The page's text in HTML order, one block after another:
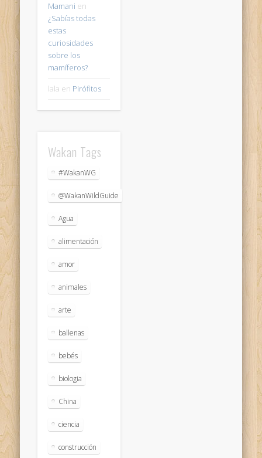
Mamani en
¿Sabías todas
estas
curiosidades
sobre los
mamíferos?
lala en Pirófitos
Wakan Tags
#WakanWG
@WakanWildGuide
Agua
alimentación
amor
animales
arte
ballenas
bebés
biologia
China
ciencia
construcción